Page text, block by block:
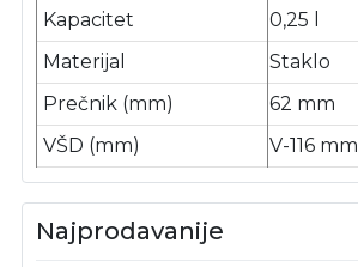
Kapacitet
0,25 l
Materijal
Staklo
Prečnik (mm)
62 mm
VŠD (mm)
V-116 mm
Najprodavanije